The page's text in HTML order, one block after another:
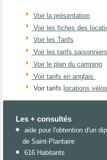
Voir la présentation
Voir les fiches des
Voir les Tarifs
Voir les tarifs saisonniers
Voir le plan du camping
Voir tarifs en anglais
Voir tarifs locations
Les + consultés
aide pour l'obtention d'un
de Saint-Plantaire
616 Habitants